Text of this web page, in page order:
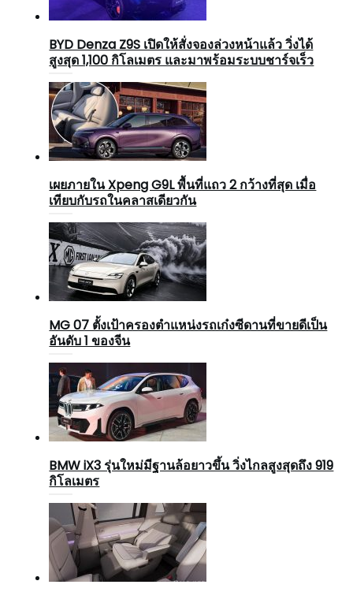
BYD Denza Z9S เปิดให้สั่งจองล่วงหน้าแล้ว วิ่งได้
สูงสุด 1,100 กิโลเมตร และมาพร้อมระบบชาร์จเร็ว
เผยภายใน Xpeng G9L พื้นที่แถว 2 กว้างที่สุด เมื่อ
เทียบกับรถในคลาสเดียวกัน
MG 07 ตั้งเป้าครองตำแหน่งรถเก๋งซีดานที่ขายดีเป็น
อันดับ 1 ของจีน
BMW iX3 รุ่นใหม่มีฐานล้อยาวขึ้น วิ่งไกลสูงสุดถึง 919
กิโลเมตร